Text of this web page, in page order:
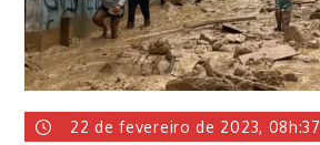
22 de fevereiro de 2023, 08h:37